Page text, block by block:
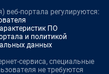
веб-портала регулируются:
ПО
и политикой
данных
сервиса, специальные
не требуются